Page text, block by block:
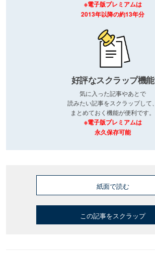
※電子版プレミアムは
2013年以降の約13年分
好評なスクラップ機能
気に入った記事やあとで
読みたい記事をスクラップして、
まとめておく機能が便利です。
※電子版プレミアムは
永久保存可能
紙面で読む
この記事をスクラップ